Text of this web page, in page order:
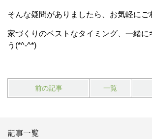
そんな疑問がありましたら、お気軽にご
家づくりのベストなタイミング、一緒に
う(*^-^*)
前の記事 一覧
記事一覧